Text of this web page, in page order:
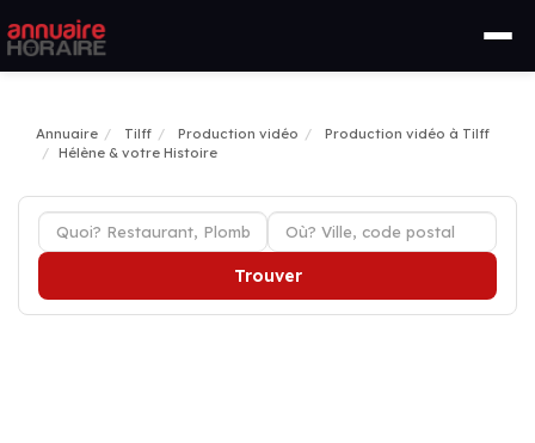
Annuaire Tilff Production vidéo
Production vidéo à Tilff
Hélène & votre Histoire
Trouver